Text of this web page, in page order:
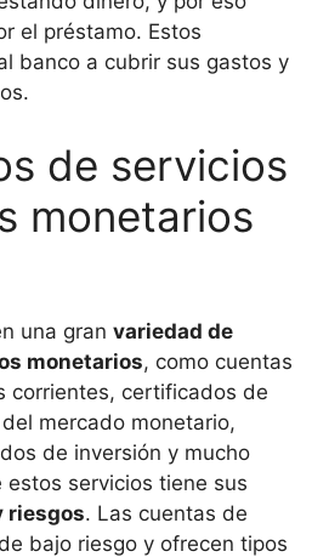
el préstamo. Estos
banco a cubrir sus gastos y
de servicios
monetarios
una gran variedad de
monetarios, como cuentas
corrientes, certificados de
mercado monetario,
de inversión y mucho
estos servicios tiene sus
riesgos. Las cuentas de
bajo riesgo y ofrecen tipos